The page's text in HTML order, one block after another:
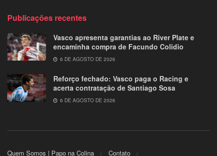
Publicações recentes
Vasco apresenta garantias ao River Plate e
encaminha compra de Facundo Colidio
6 DE AGOSTO DE 2026
Reforço fechado: Vasco paga o Racing e
acerta contratação de Santiago Sosa
6 DE AGOSTO DE 2026
Quem Somos | Papo na Colina Contato